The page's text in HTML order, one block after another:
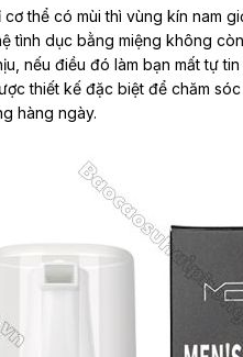
thể có mùi thì vùng kín nam
tình dục bằng miệng không
nếu điều đó làm bạn mất tự
thiết kế đặc biệt để chăm
hàng ngày.